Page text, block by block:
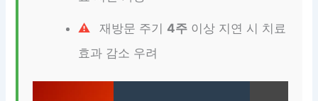
재방문 주기 4주 이상 지연 시 치료
효과 감소 우려